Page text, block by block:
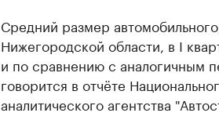
Средний размер
Нижегородской области, в I
и по сравнению с аналогичным
говорится в отчёте
аналитического агентства